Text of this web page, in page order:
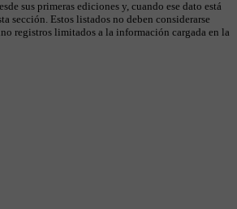
sus primeras ediciones y, cuando ese dato está
sección. Estos listados no deben considerarse
registros limitados a la información cargada en la